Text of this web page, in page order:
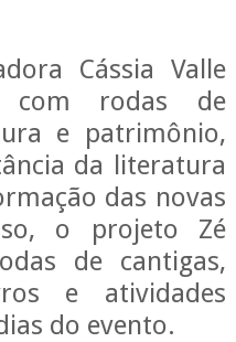
Cássia Valle
com rodas de
e patrimônio,
da literatura
das novas
o projeto Zé
de cantigas,
e atividades
do evento.